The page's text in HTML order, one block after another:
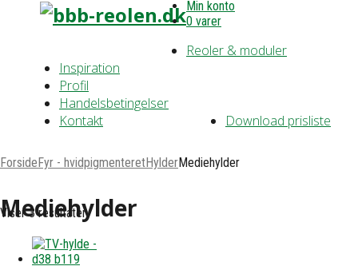
Min konto
0 varer
Reoler & moduler
Inspiration
Profil
Handelsbetingelser
Download prisliste
Kontakt
ForsideFyr - hvidpigmenteretHylderMediehylder
Mediehylder
Viser 3 resultater